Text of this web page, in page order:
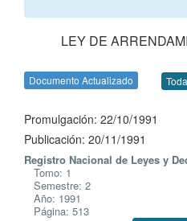
LEY DE
Documento Actualizado
Promulgación: 22/10/1991
Publicación: 20/11/1991
Registro Nacional de Leyes y
Tomo: 1
Semestre: 2
Año: 1991
Página: 513